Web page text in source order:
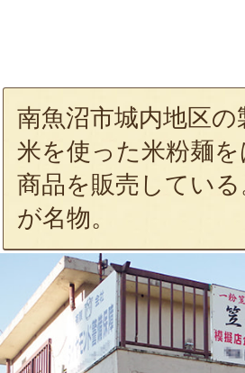
南魚沼市城内地区
米を使った米粉麺
商品を販売してい
が名物。